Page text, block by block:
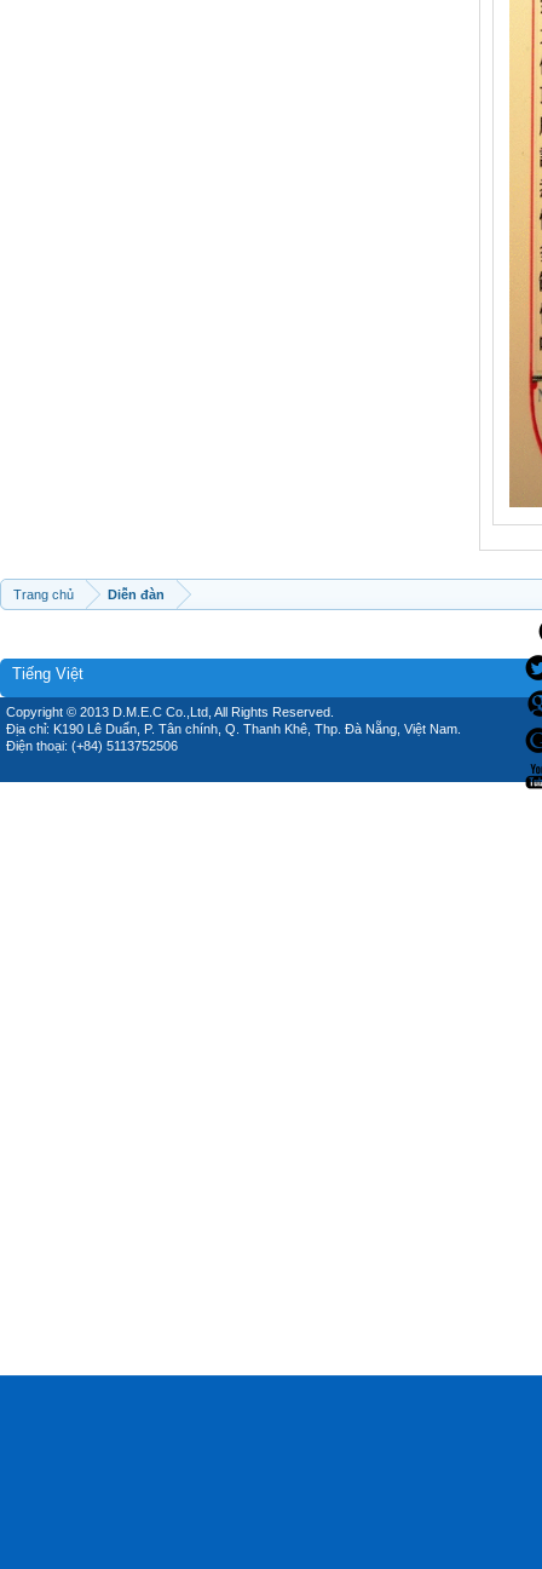
Trang chủ Diễn đàn
Tiếng Việt
Copyright © 2013 D.M.E.C Co.,Ltd, All Rights Reserved.
Địa chỉ: K190 Lê Duẩn, P. Tân chính, Q. Thanh Khê, Thp. Đà Nẵng, Việt Nam.
Điện thoại: (+84) 5113752506